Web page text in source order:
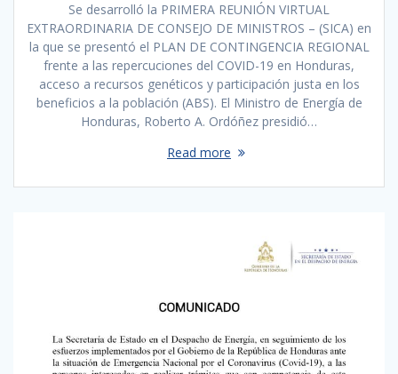
Se desarrolló la PRIMERA REUNIÓN VIRTUAL
EXTRAORDINARIA DE CONSEJO DE MINISTROS – (SICA) en
la que se presentó el PLAN DE CONTINGENCIA REGIONAL
frente a las repercuciones del COVID-19 en Honduras,
acceso a recursos genéticos y participación justa en los
beneficios a la población (ABS). El Ministro de Energía de
Honduras, Roberto A. Ordóñez presidió…
Read more